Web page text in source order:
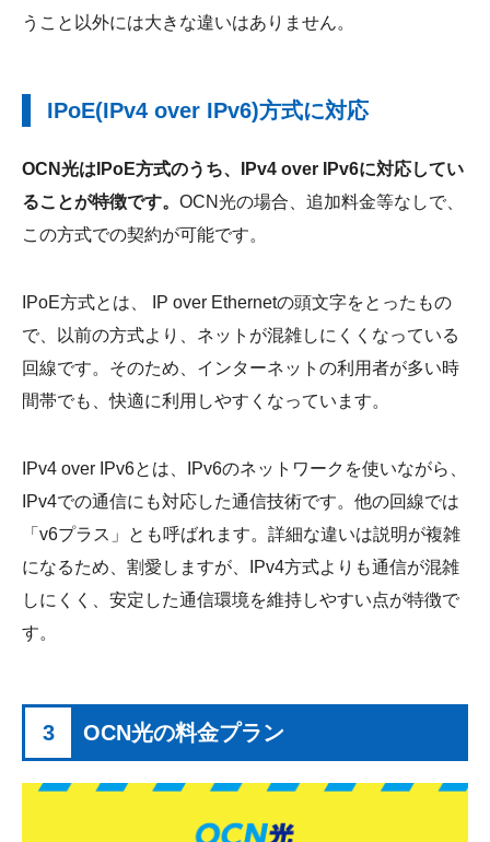
うこと以外には大きな違いはありません。
IPoE(IPv4 over IPv6)方式に対応
OCN光はIPoE方式のうち、IPv4 over IPv6に対応してい
ることが特徴です。 OCN光の場合、追加料金等なしで、
この方式での契約が可能です。
IPoE方式とは、 IP over Ethernetの頭文字をとったもの
で、以前の方式より、ネットが混雑しにくくなっている
回線です。そのため、インターネットの利用者が多い時
間帯でも、快適に利用しやすくなっています。
IPv4 over IPv6とは、IPv6のネットワークを使いながら、
IPv4での通信にも対応した通信技術です。他の回線では
「v6プラス」とも呼ばれます。詳細な違いは説明が複雑
になるため、割愛しますが、IPv4方式よりも通信が混雑
しにくく、安定した通信環境を維持しやすい点が特徴で
す。
3 OCN光の料金プラン